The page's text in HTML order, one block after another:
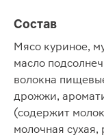
Состав
Мясо куриное,
масло
волокна
дрожжи,
(содержит
молочная сухая,